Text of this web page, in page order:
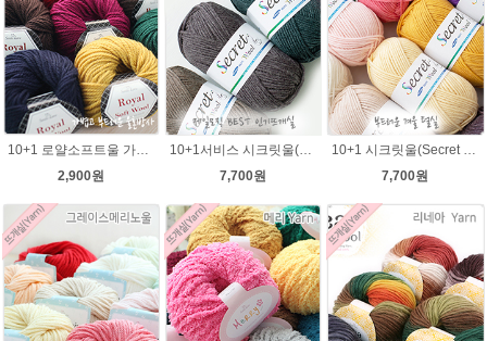
10+1 로얄소프트울 가볍고 따뜻한 겨울뜨개실
2,900원
10+1서비스 시크릿울(Secret Wool)뜨개실 제일모직 뜨개질 바라클라바뜨기 털실
7,700원
10+1 시크릿울(Secret Wool) 제일모직 뜨개실 목도리뜨기 모자털실
7,700원